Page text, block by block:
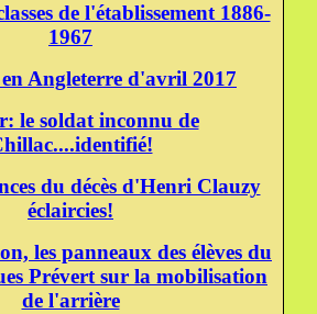
de l'établissement 1886-
1967
Angleterre d'avril 2017
le soldat inconnu de
du décès d'Henri Clauzy
éclaircies!
les panneaux des élèves du
Prévert sur la mobilisation
de l'arrière